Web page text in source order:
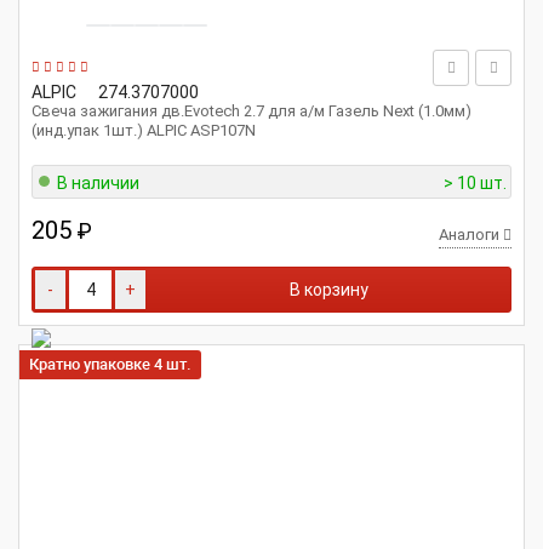
ALPIC 274.3707000
Свеча зажигания дв.Evotech 2.7 для а/м Газель Next (1.0мм)
(инд.упак 1шт.) ALPIC ASP107N
В наличии > 10 шт.
205 ₽ Аналоги
- + В корзину
Кратно упаковке 4 шт.